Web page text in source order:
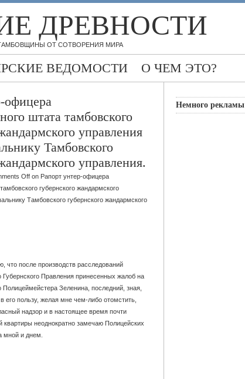
ДРЕВНОСТИ
ОТ СОТВОРЕНИЯ МИРА
ВЕДОМОСТИ О ЧЕМ ЭТО?
офицера
штата тамбовского
управления
Тамбовского
управления.
Off on Рапорт унтер-офицера
губернского жандармского
Тамбовского губернского жандармского
после производств расследований
Правления принесенных жалоб на
Зеленина, последний, зная,
его пользу, желая мне чем-либо отомстить,
надзор и в настоящее время почти
неоднократно замечаю Полицейских
мной и днем.
Немного рекламы